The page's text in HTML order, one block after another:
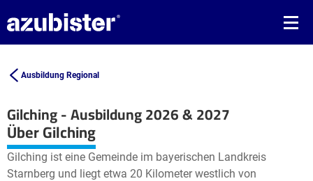
Ausbildung Regional
Gilching - Ausbildung 2026 & 2027
+
−
Leaflet| ©OpenStreetMap2
Über Gilching
Gilching ist eine Gemeinde im bayerischen Landkreis
Starnberg und liegt etwa 20 Kilometer westlich von